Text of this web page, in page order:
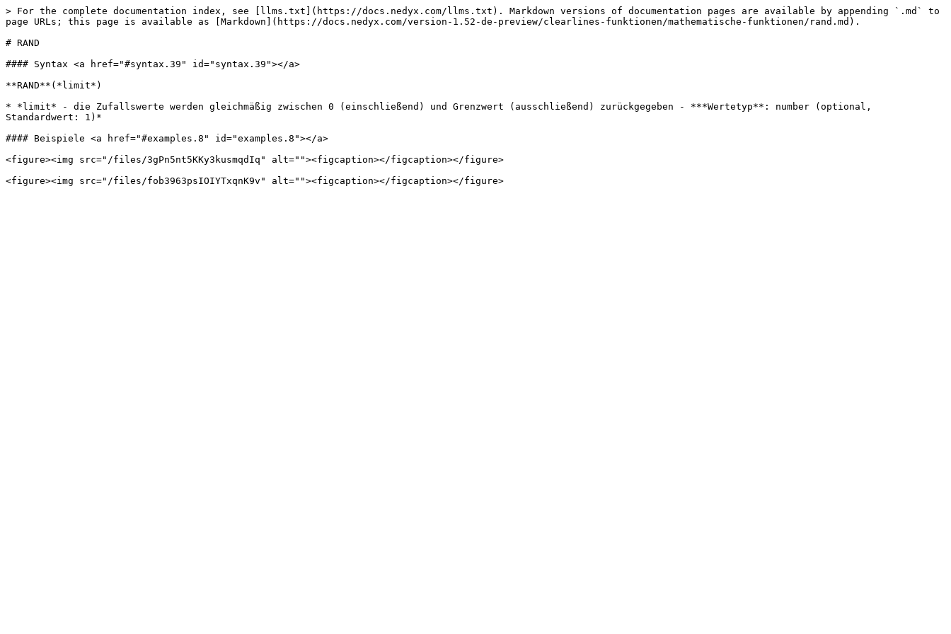
> For the complete documentation index, see [llms.txt](https://docs.nedyx.com/llms.txt). Markdown versions of documentation pages are available by appending `.md` to
page URLs; this page is available as [Markdown](https://docs.nedyx.com/version-1.52-de-preview/clearlines-funktionen/mathematische-funktionen/rand.md).
# RAND
#### Syntax <a href="#syntax.39" id="syntax.39"></a>
**RAND**(*limit*)
* *limit* - die Zufallswerte werden gleichmäßig zwischen 0 (einschließend) und Grenzwert (ausschließend) zurückgegeben - ***Wertetyp**: number (optional,
Standardwert: 1)*
#### Beispiele <a href="#examples.8" id="examples.8"></a>
<figure><img src="/files/3gPn5nt5KKy3kusmqdIq" alt=""><figcaption></figcaption></figure>